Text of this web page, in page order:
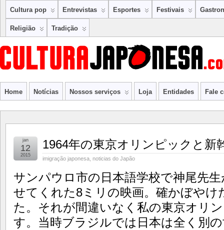
Cultura pop Entrevistas Esportes Festivais
Religião Tradição
Home Notícias Nossos serviços Loja Entidades Fale
1964年の東京オリンピックと新
imigração japonesa noticias do Japão
jan
12
2015
サンパウロ市の日本語学校で神尾先
せてくれた8ミリの映画。確かぼやけ
た。それが間違いなく私の東京オリ
す。当時ブラジルでは日本は全く別